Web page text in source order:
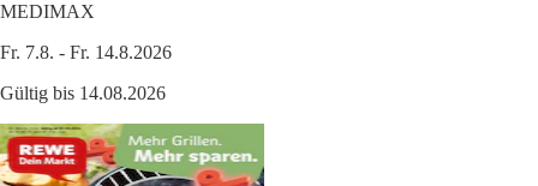
MEDIMAX
Fr. 7.8. - Fr. 14.8.2026
Gültig bis 14.08.2026